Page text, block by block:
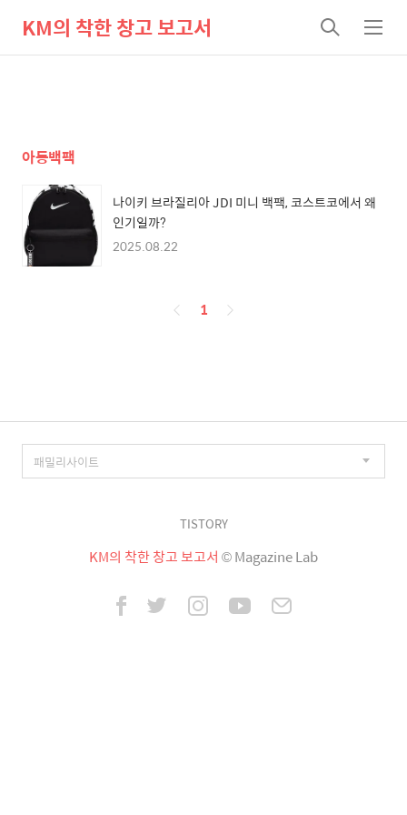
KM의 착한 창고 보고서
검
색
메
뉴
아동백팩
나이키 브라질리아 JDI 미니 백팩, 코스트코에서 왜
인기일까?
2025.08.22
페
1
TISTORY
KM의 착한 창고 보고서 © Magazine Lab